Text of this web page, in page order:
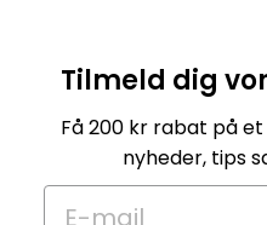
Tilmeld dig
Få 200 kr rabat på
nyheder, tips
E-mail